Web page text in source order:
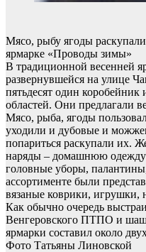
Мясо, рыбу ягоды
ярмарке «Проводы зимы»
В традиционной весенней
развернувшейся на улице
пятьдесят один
областей. Они предлагали
Мясо, рыба, ягоды
уходили и дубовые и
попариться раскупали их.
наряды – домашнюю одежду
головные уборы,
ассортименте были
вязаные коврики, игрушки,
Как обычно очередь
Венгеровского ПТПО и
ярмарки составил около
Фото Татьяны Линовской